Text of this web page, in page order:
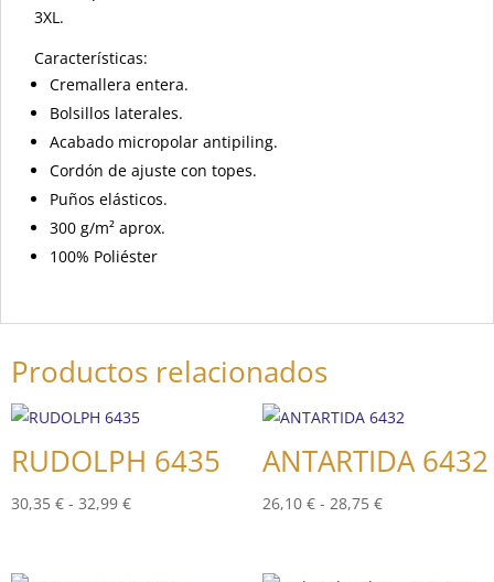
3XL.
Características:
Cremallera entera.
Bolsillos laterales.
Acabado micropolar antipiling.
Cordón de ajuste con topes.
Puños elásticos.
300 g/m² aprox.
100% Poliéster
Productos relacionados
RUDOLPH 6435
30,35 € - 32,99 €Rango
ANTARTIDA 6432
26,10 € - 28,75 €Rango